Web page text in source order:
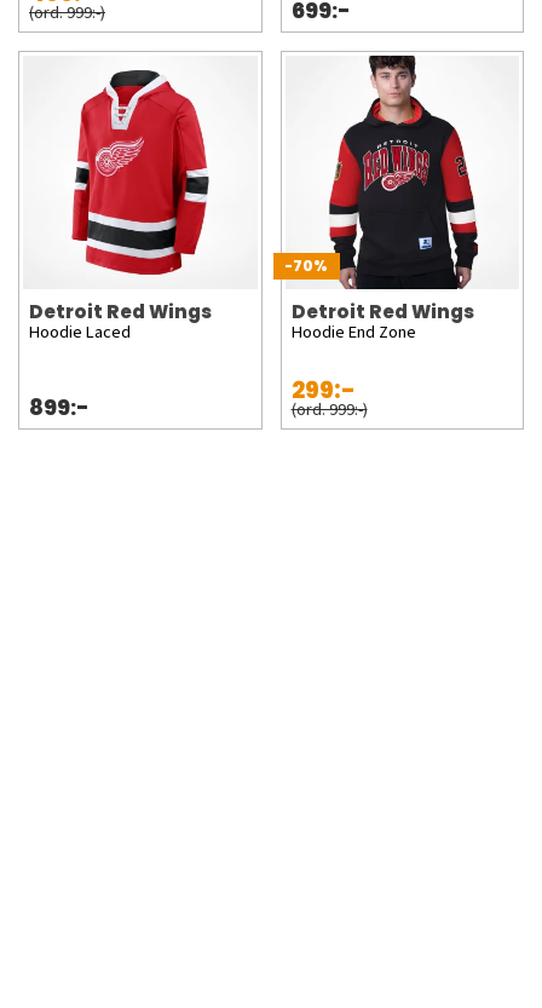
(ord. 999:-) 699:-
Detroit Red Wings
Hoodie Laced
899:-
-70%
Detroit Red Wings
Hoodie End Zone
299:-
(ord. 999:-)